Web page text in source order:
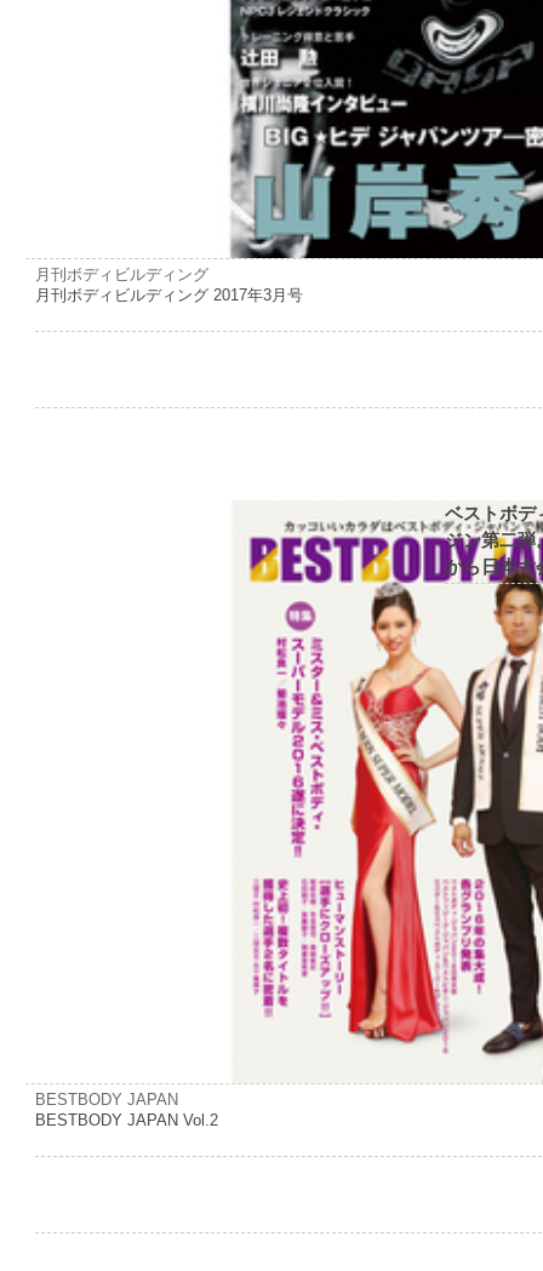
月刊ボディビルディング
月刊ボディビルディング 2017年3月号
ベストボデ
ジン第二弾
から日本大
BESTBODY JAPAN
BESTBODY JAPAN Vol.2